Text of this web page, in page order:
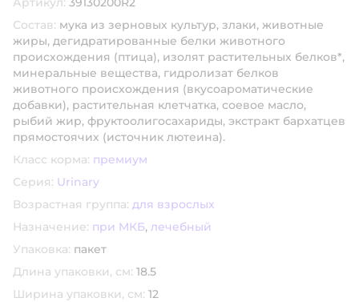
Состав: мука из зерновых культур, злаки, животные
жиры, дегидратированные белки животного
происхождения (птица), изолят растительных белков*,
минеральные вещества, гидролизат белков
животного происхождения (вкусоароматические
добавки), растительная клетчатка, соевое масло,
рыбий жир, фруктоолигосахариды, экстракт бархатцев
прямостоячих (источник лютеина).
Класс корма: премиум
Серия: Urinary
Возрастная группа: для взрослых
Назначение: при МКБ, лечебный
Упаковка: пакет
Длина упаковки, см: 18.5
Ширина упаковки, см: 12